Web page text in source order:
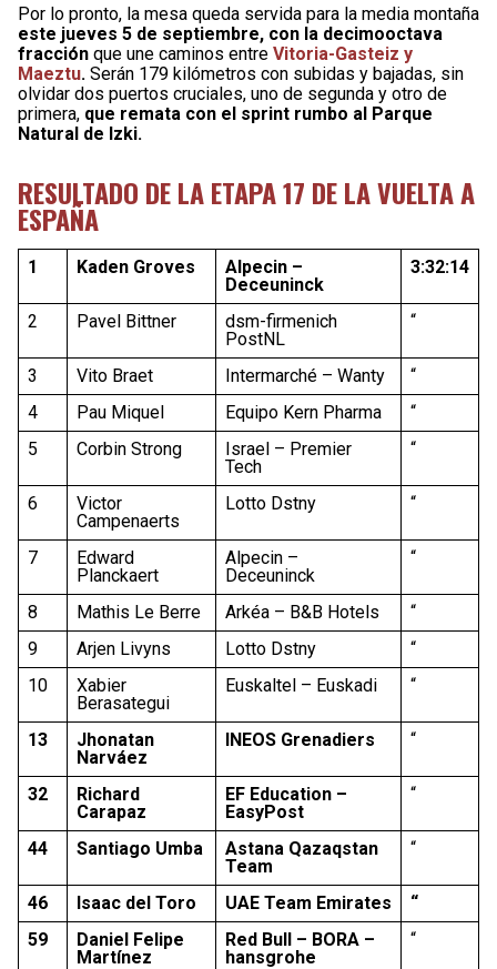
Por lo pronto, la mesa queda servida para la media montaña
este jueves 5 de septiembre, con la decimooctava
fracción que une caminos entre Vitoria-Gasteiz y
Maeztu. Serán 179 kilómetros con subidas y bajadas, sin
olvidar dos puertos cruciales, uno de segunda y otro de
primera, que remata con el sprint rumbo al Parque
Natural de Izki.
RESULTADO DE LA ETAPA 17 DE LA VUELTA A
ESPAÑA
1 Kaden Groves
Alpecin –
Deceuninck
3:32:14
2 Pavel Bittner
dsm-firmenich
PostNL
“
3 Vito Braet Intermarché – Wanty
“
4
Pau Miquel Equipo Kern Pharma
“
5
Corbin Strong
Israel – Premier
Tech
“
6
Victor
Campenaerts
Lotto Dstny “
7
Edward
Planckaert
Alpecin –
Deceuninck
“
8 Mathis Le Berre Arkéa – B&B Hotels
“
9
Arjen Livyns Lotto Dstny
“
10
Xabier
Berasategui
Euskaltel – Euskadi “
13
Jhonatan
Narváez
INEOS Grenadiers “
32
Richard
Carapaz
EF Education –
EasyPost
“
44 Santiago Umba
Astana Qazaqstan
Team
“
46 Isaac del Toro UAE Team Emirates
“
59
Daniel Felipe
Martínez
Red Bull – BORA –
hansgrohe
“